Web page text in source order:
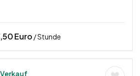
Euro / Stunde